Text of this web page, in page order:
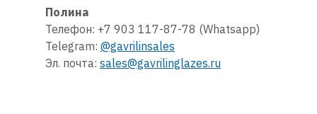
Полина
Телефон: +7 903 117-87-78 (Whatsapp)
Telegram: @gavrilinsales
Эл. почта: sales@gavrilinglazes.ru